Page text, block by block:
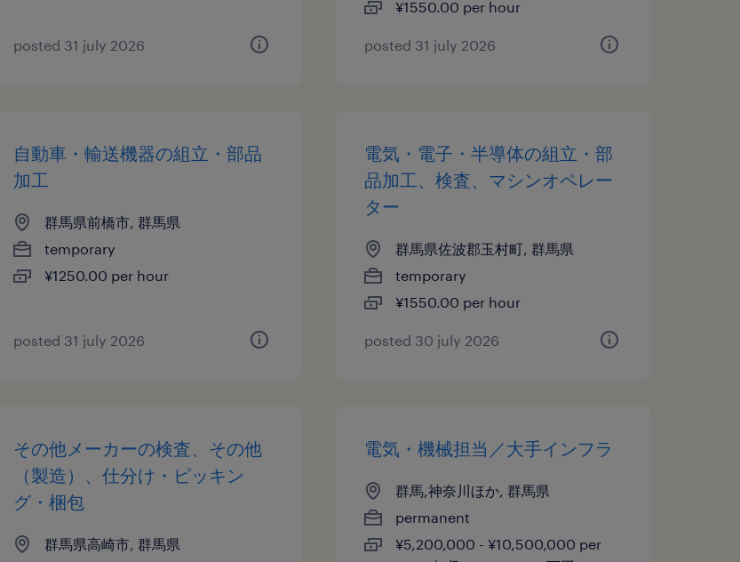
posted 31 july 2026
¥1550.00 per hour
posted 31 july 2026
自動車・輸送機器の組立・部品
加工
群馬県前橋市, 群馬県
temporary
¥1250.00 per hour
posted 31 july 2026
電気・電子・半導体の組立・部
品加工、検査、マシンオペレー
ター
群馬県佐波郡玉村町, 群馬県
temporary
¥1550.00 per hour
posted 30 july 2026
その他メーカーの検査、その他
（製造）、仕分け・ピッキン
グ・梱包
群馬県高崎市, 群馬県
電気・機械担当／大手インフラ
群馬,神奈川ほか, 群馬県
permanent
¥5,200,000 - ¥10,500,000 per